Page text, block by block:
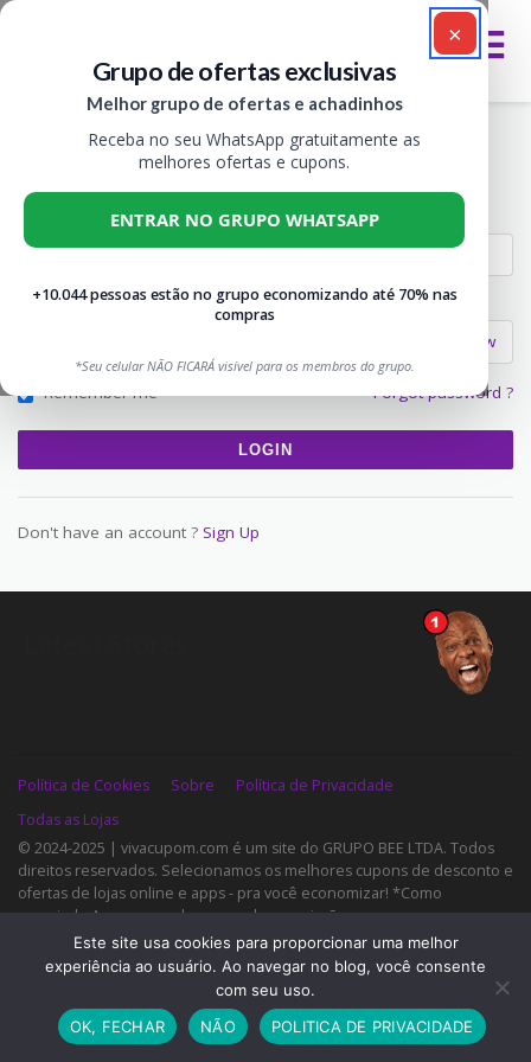
Grupo de cupons!
×
Grupo de ofertas exclusivas
Melhor grupo de ofertas e achadinhos
Receba no seu WhatsApp gratuitamente as
melhores ofertas e cupons.
ENTRAR NO GRUPO WHATSAPP
+10.044 pessoas estão no grupo economizando até 70% nas
compras
*Seu celular NÃO FICARÁ visível para os membros do grupo.
Account
VIVA CUPOM>ACCOUNT
Username or email
Password
Show
Remember me Forgot password ?
Don't have an account ? Sign Up
© 2024-2025 | vivacupom.com é um site do GRUPO BEE LTDA. Todos
direitos reservados. Selecionamos os melhores cupons de desconto e
ofertas de lojas online e apps - pra você economizar! *Como
associado Amazon, podemos ganhar comissões por compras
qualificadas. 40.105.296./0001-20 | Contato: (11) 948631516 -
beeachados@gmail.com
Política de Cookies Sobre
Política de Privacidade
Todas as Lojas
Este site usa cookies para proporcionar uma melhor
experiência ao usuário. Ao navegar no blog, você consente
com seu uso.
OK, FECHAR
NÃO POLITICA DE PRIVACIDADE